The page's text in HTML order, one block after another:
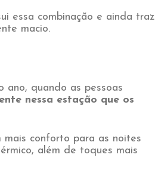
essa combinação e ainda traz
macio.
ano, quando as pessoas
nessa estação que os
mais conforto para as noites
além de toques mais